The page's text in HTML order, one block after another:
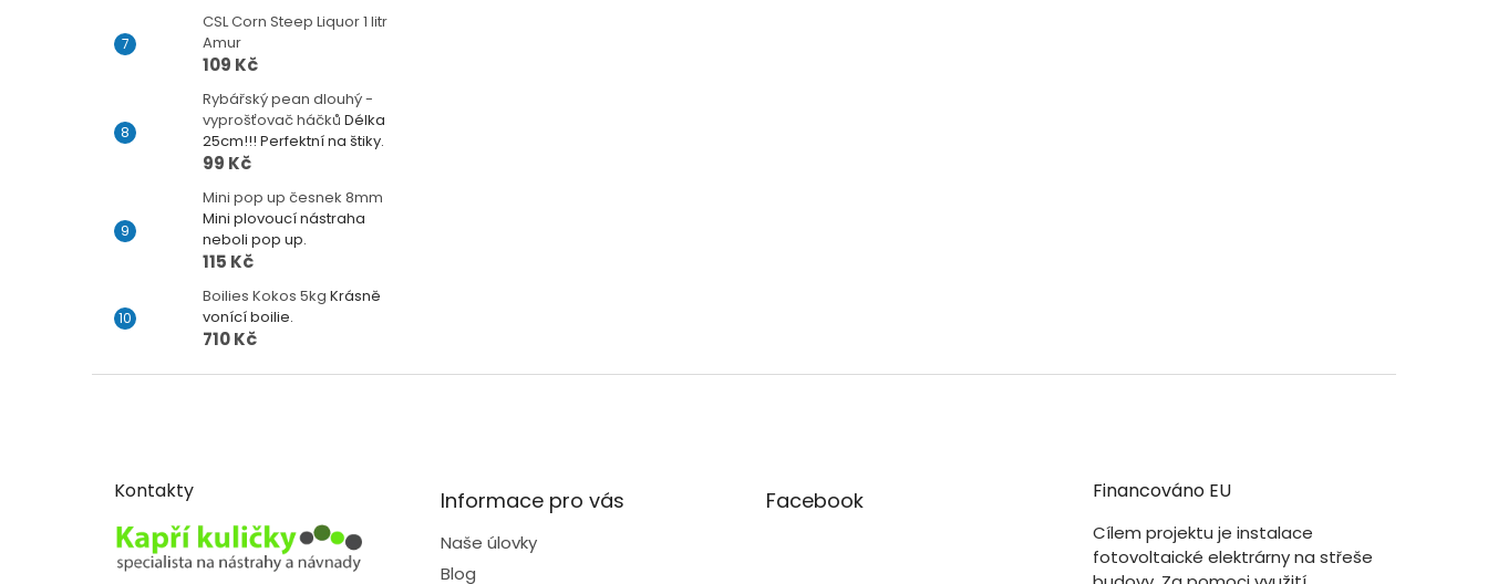
CSL Corn Steep Liquor 1 litr
Amur
109 Kč
Rybářský pean dlouhý -
vyprošťovač háčků Délka
25cm!!! Perfektní na štiky.
99 Kč
Mini pop up česnek 8mm
Mini plovoucí nástraha
neboli pop up.
115 Kč
Boilies Kokos 5kg Krásně
vonící boilie.
710 Kč
Kontakty Informace pro vás
Naše úlovky
Blog
Facebook Financováno EU
Cílem projektu je instalace
fotovoltaické elektrárny na střeše